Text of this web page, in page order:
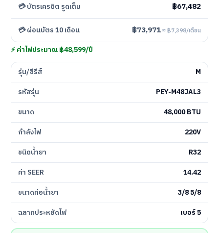
💳 บัตรเครดิต รูดเต็ม ฿67,482
💳 ผ่อนบัตร 10 เดือน ฿73,971≈ ฿7,398/เดือน
⚡ ค่าไฟประมาณ ฿48,599/ปี
รุ่น/ซีรีส์
M
รหัสรุ่น
PEY-M48JAL3
ขนาด
48,000 BTU
กำลังไฟ
220V
ชนิดน้ำยา
R32
ค่า SEER
14.42
ขนาดท่อน้ำยา
3/8 5/8
ฉลากประหยัดไฟ
เบอร์ 5